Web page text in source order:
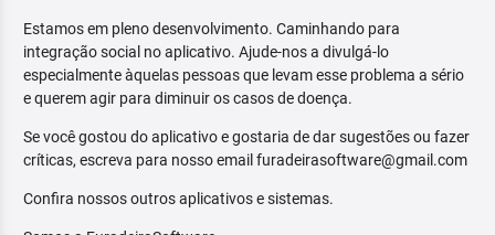
Estamos em pleno desenvolvimento. Caminhando para
integração social no aplicativo. Ajude-nos a divulgá-lo
especialmente àquelas pessoas que levam esse problema a sério
e querem agir para diminuir os casos de doença.
Se você gostou do aplicativo e gostaria de dar sugestões ou fazer
críticas, escreva para nosso email furadeirasoftware@gmail.com
Confira nossos outros aplicativos e sistemas.